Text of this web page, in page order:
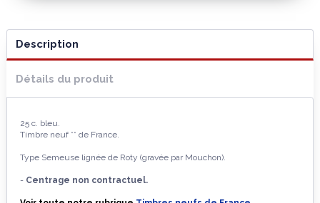
Description
Détails du produit
25 c. bleu.
Timbre neuf ** de France.
Type Semeuse lignée de Roty (gravée par Mouchon).
- Centrage non contractuel.